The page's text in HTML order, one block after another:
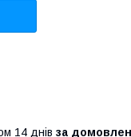
14 днів за